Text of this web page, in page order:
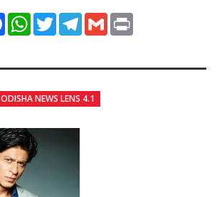
FacebookWhatsApp
TwitterTelegram
Gmail
ODISHA NEWS LENS 4.1